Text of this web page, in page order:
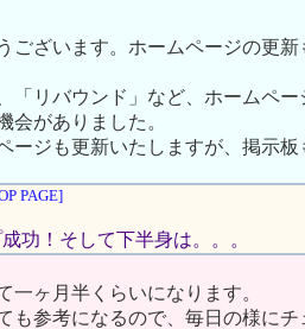
ございます。ホームページの更
「リバウンド」など、ホームペ
会がありました。
ージも更新いたしますが、掲示
PAGE]
功！そして下半身は。。。
一ヶ月半くらいになります。
も参考になるので、毎日の様に